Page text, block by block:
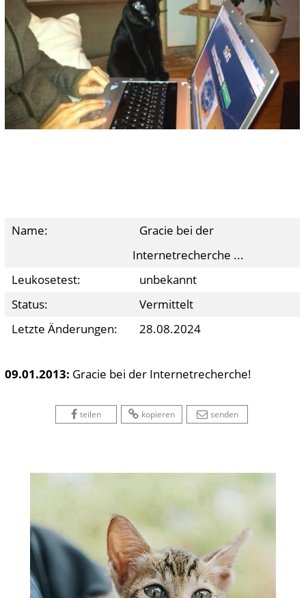
Name:
Gracie bei der
Internetrecherche ...
Leukosetest:
unbekannt
Status:
Vermittelt
Letzte Änderungen:
28.08.2024
09.01.2013: Gracie bei der Internetrecherche!
teilen kopieren senden